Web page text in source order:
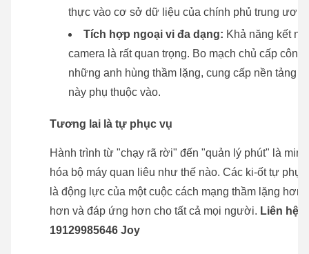
thực vào cơ sở dữ liệu của chính phủ trung
Tích hợp ngoại vi đa dạng: Khả năng kết
camera là rất quan trọng. Bo mạch chủ cấp
những anh hùng thầm lặng, cung cấp nền tảng
này phụ thuộc vào.
Tương lai là tự phục vụ
Hành trình từ "chạy rã rời" đến "quản lý phút" là
hóa bộ máy quan liêu như thế nào. Các ki-ốt tự
là động lực của một cuộc cách mạng thầm lặng
hơn và đáp ứng hơn cho tất cả mọi người. Liên hệ
19129985646 Joy